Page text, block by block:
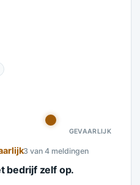
GEVAARLIJK
3 van 4 meldingen
bedrijf zelf op.